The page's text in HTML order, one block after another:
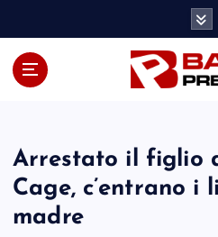
Arrestato il figlio
Cage, c’entrano i
madre